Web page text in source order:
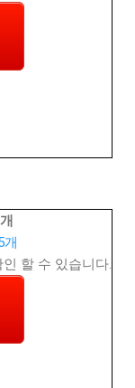
할 수 있습니다.